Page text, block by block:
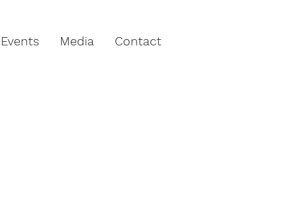
Events Media Contact